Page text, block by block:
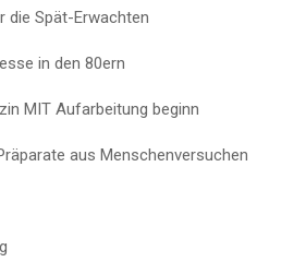
die Spät-Erwachten
in den 80ern
MIT Aufarbeitung beginn
aus Menschenversuchen